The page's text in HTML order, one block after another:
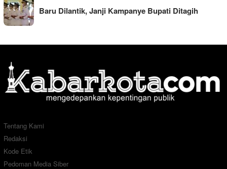
Baru Dilantik, Janji Kampanye Bupati Ditagih
Tentang Kami
Redaksi
Kode Etik
Pedoman Media Siber